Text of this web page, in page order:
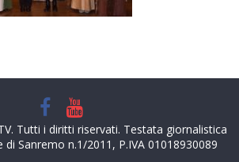
Tutti i diritti riservati. Testata giornalistica
Sanremo n.1/2011, P.IVA 01018930089